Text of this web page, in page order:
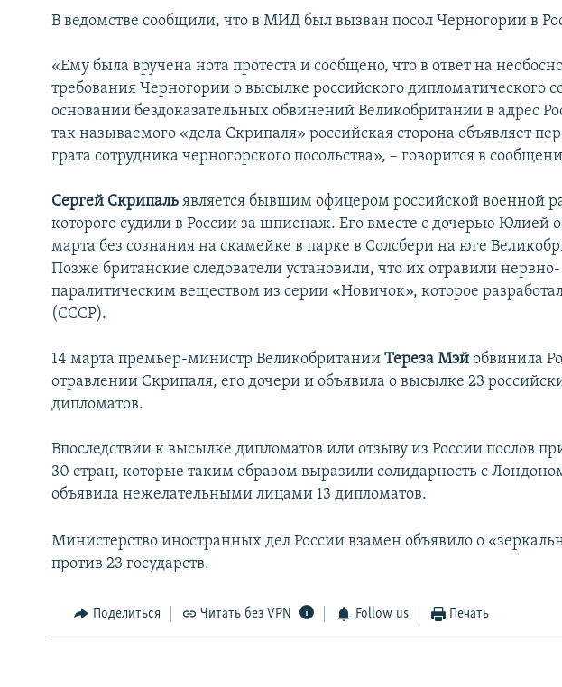
В ведомстве сообщили, что в МИД был вызван посол Черногории в
«Ему была вручена нота протеста и сообщено, что в ответ на
требования Черногории о высылке российского дипломатического
основании бездоказательных обвинений Великобритании в адрес
так называемого «дела Скрипаля» российская сторона объявляет
грата сотрудника черногорского посольства», – говорится в
Сергей Скрипаль является бывшим офицером российской военной
которого судили в России за шпионаж. Его вместе с дочерью Юлией
марта без сознания на скамейке в парке в Солсбери на юге
Позже британские следователи установили, что их отравили нервно-
паралитическим веществом из серии «Новичок», которое
(СССР).
14 марта премьер-министр ВеликобританииТереза Мэй обвинила
отравлении Скрипаля, его дочери и объявила о высылке 23
дипломатов.
Впоследствии к высылке дипломатов или отзыву из России послов
30 стран, которые таким образом выразили солидарность с
объявила нежелательными лицами 13 дипломатов.
Министерство иностранных дел России взамен объявило о
против 23 государств.
Поделиться Читать без VPN Follow us Печать